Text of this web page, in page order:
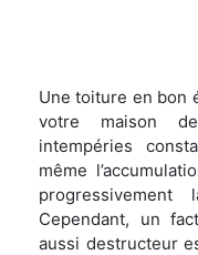
Une toiture en bon
votre maison
intempéries
même
Cependant, un
aussi destructeur